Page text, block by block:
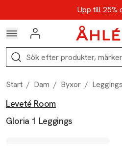
Hoppa till navigationsmenynUpp till 25%
Kod: AUG25 -
Logga in
Sök
Start / Dam / Byxor / Leggings
Produktbilder
Hoppa över bildspelet
Leveté Room
Gloria 1 Leggings
Produktinformation